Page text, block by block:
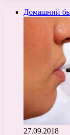
Домашний
27.09.2018